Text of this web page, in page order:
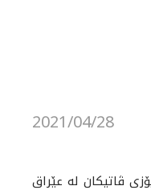
2021/04/28
باڵيۆزى ڤاتيكان له‌ عێراق